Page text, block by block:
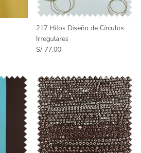
217 Hilos Diseño de Círculos
Irregulares
S/ 77.00